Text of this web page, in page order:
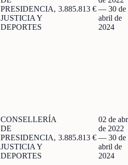
PRESIDENCIA,
JUSTICIA Y
DEPORTES
3.885.813 € — 30 de
abril de
2024
CONSELLERÍA
DE
PRESIDENCIA,
JUSTICIA Y
DEPORTES
3.885.813 €
02 de
de 2022
— 30 de
abril de
2024